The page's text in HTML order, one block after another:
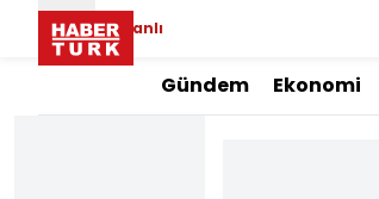
Canlı
Gündem Ekonomi